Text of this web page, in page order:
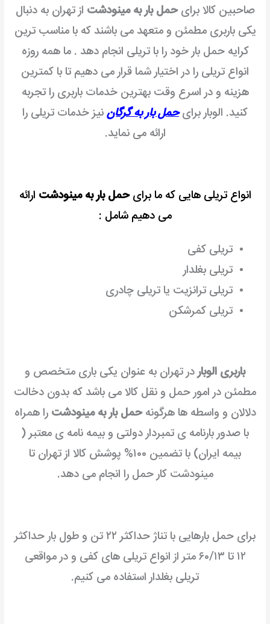
صاحبین کالا برایحمل بار به مینودشت از تهران به دنبال
یکی باربری مطمئن و متعهد می باشند که با مناسب ترین
کرایه حمل بار خود را با تریلی انجام دهد . ما همه روزه
انواع تریلی را در اختیار شما قرار می دهیم تا با کمترین
هزینه و در اسرع وقت بهترین خدمات باربری را تجربه
کنید. الوبار برایحمل بار به گرگاننیز خدمات تریلی را
ارائه می نماید.
انواع تریلی هایی که ما برایحمل بار به مینودشت ارائه
می دهیم شامل :
تریلی کفی
تریلی بغلدار
تریلی ترانزیت یا تریلی چادری
تریلی کمرشکن
باربری الوباردر تهران به عنوان یکی باری متخصص و
مطمئن در امور حمل و نقل کالا می باشد که بدون دخالت
دلالان و واسطه ها هرگونهحمل بار به مینودشت را همراه
با صدور بارنامه ی تمبردار دولتی و بیمه نامه ی معتبر (
بیمه ایران) با تضمین ۱۰۰% پوشش کالا از تهران تا
مینودشت کار حمل را انجام می دهد.
برای حمل بارهایی با تناژ حداکثر ۲۲ تن و طول بار حداکثر
۱۲ تا ۶۰/۱۳ متر از انواع تریلی های کفی و در مواقعی
تریلی بغلدار استفاده می کنیم.